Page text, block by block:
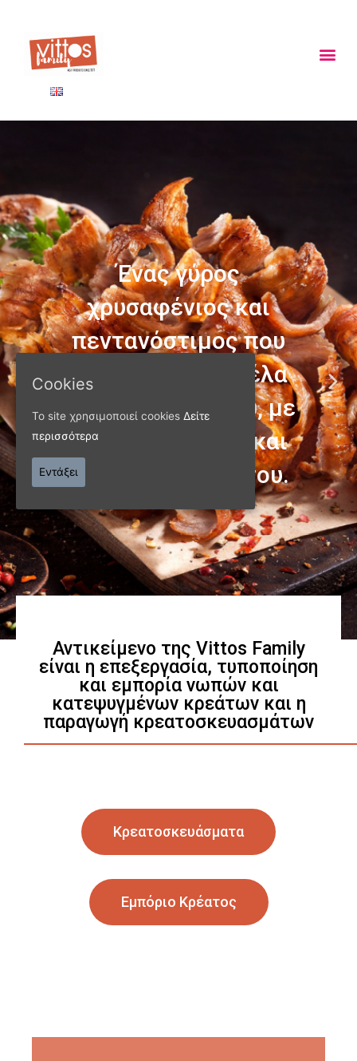
ΠΑΝΩ ΑΠΟ 40 ΧΡΟΝΙΑ
Παράγουμε προϊόντα
εξαιρετικής
ποιότητας
Γνωρίστε μας
Αντικείμενο της Vittos Family
είναι η επεξεργασία, τυποποίηση
και εμπορία νωπών και
κατεψυγμένων κρεάτων και η
παραγωγή κρεατοσκευασμάτων
Κρεατοσκευάσματα
Εμπόριο Κρέατος
Cookies
Το site χρησιμοποιεί cookies Δείτε
περισσότερα
Εντάξει